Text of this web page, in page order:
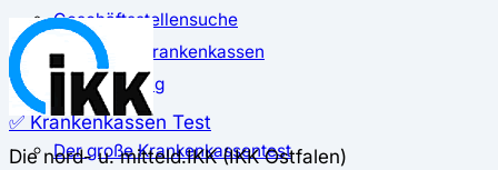
Geschäftsstellensuche
günstigste Krankenkassen
Zusatzbeitrag
✅ Krankenkassen Test
Der große Krankenkassentest
Die nord- u. mitteld.IKK (IKK Ostfalen)